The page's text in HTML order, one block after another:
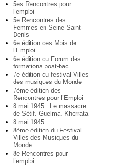
5es Rencontres pour
l’emploi
5e Rencontres des
Femmes en Seine Saint-
Denis
6e édition des Mois de
l’Emploi
6e édition du Forum des
formations post-bac
7e édition du festival Villes
des musiques du Monde
7ème édition des
Rencontres pour l’Emploi
8 mai 1945 : Le massacre
de Sétif, Guelma, Kherrata
8 mai 1945
8ème édition du Festival
Villes des Musiques du
Monde
8e Rencontres pour
l’emploi